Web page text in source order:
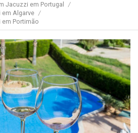
Jacuzzi em Portugal /
Algarve /
Portimão